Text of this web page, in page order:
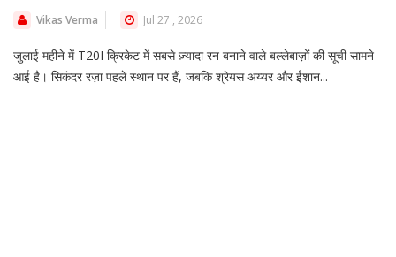
Vikas Verma Jul 27 , 2026
जुलाई महीने में T20I क्रिकेट में सबसे ज़्यादा रन बनाने वाले बल्लेबाज़ों की सूची सामने
आई है। सिकंदर रज़ा पहले स्थान पर हैं, जबकि श्रेयस अय्यर और ईशान...